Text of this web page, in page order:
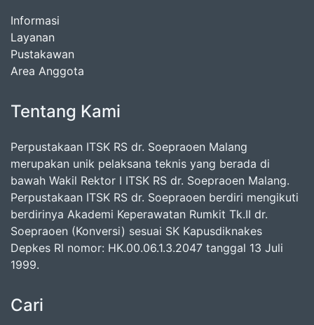
Informasi
Layanan
Pustakawan
Area Anggota
Tentang Kami
Perpustakaan ITSK RS dr. Soepraoen Malang
merupakan unik pelaksana teknis yang berada di
bawah Wakil Rektor I ITSK RS dr. Soepraoen Malang.
Perpustakaan ITSK RS dr. Soepraoen berdiri mengikuti
berdirinya Akademi Keperawatan Rumkit Tk.II dr.
Soepraoen (Konversi) sesuai SK Kapusdiknakes
Depkes RI nomor: HK.00.06.1.3.2047 tanggal 13 Juli
1999.
Cari